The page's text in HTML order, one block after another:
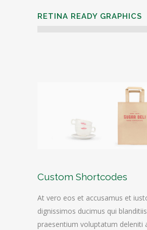
RETINA READY GRAPHICS
Custom Shortcodes
At vero eos et accusamus et
dignissimos ducimus qui blanditiis
praesentium voluptatum deleniti